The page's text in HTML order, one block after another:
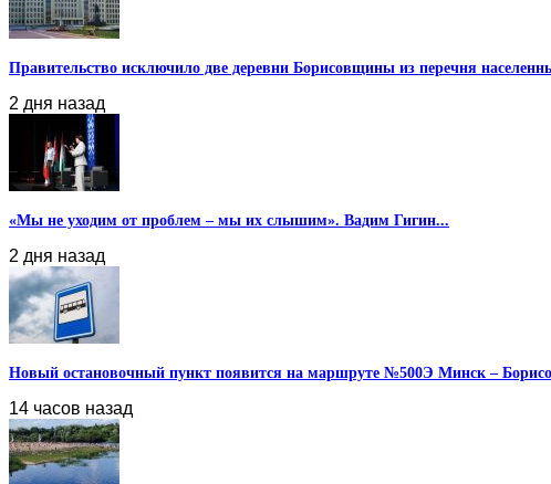
Правительство исключило две деревни Борисовщины из перечня
2 дня назад
«Мы не уходим от проблем – мы их слышим». Вадим Гигин...
2 дня назад
Новый остановочный пункт появится на маршруте №500Э Минск –
14 часов назад